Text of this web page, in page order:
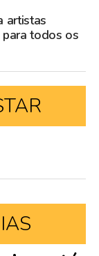
artistas
para todos os